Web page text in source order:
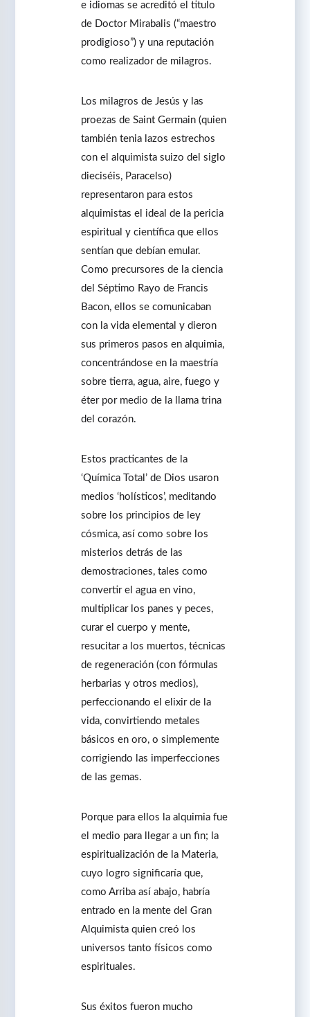
e idiomas se acreditó el titulo
de Doctor Mirabalis (“maestro
prodigioso”) y una reputación
como realizador de milagros.
Los milagros de Jesús y las
proezas de Saint Germain (quien
también tenia lazos estrechos
con el alquimista suizo del siglo
dieciséis, Paracelso)
representaron para estos
alquimistas el ideal de la pericia
espiritual y científica que ellos
sentían que debían emular.
Como precursores de la ciencia
del Séptimo Rayo de Francis
Bacon, ellos se comunicaban
con la vida elemental y dieron
sus primeros pasos en alquimia,
concentrándose en la maestría
sobre tierra, agua, aire, fuego y
éter por medio de la llama trina
del corazón.
Estos practicantes de la
‘Química Total’ de Dios usaron
medios ‘holísticos’, meditando
sobre los principios de ley
cósmica, así como sobre los
misterios detrás de las
demostraciones, tales como
convertir el agua en vino,
multiplicar los panes y peces,
curar el cuerpo y mente,
resucitar a los muertos, técnicas
de regeneración (con fórmulas
herbarias y otros medios),
perfeccionando el elixir de la
vida, convirtiendo metales
básicos en oro, o simplemente
corrigiendo las imperfecciones
de las gemas.
Porque para ellos la alquimia fue
el medio para llegar a un fin; la
espiritualización de la Materia,
cuyo logro significaría que,
como Arriba así abajo, habría
entrado en la mente del Gran
Alquimista quien creó los
universos tanto físicos como
espirituales.
Sus éxitos fueron mucho